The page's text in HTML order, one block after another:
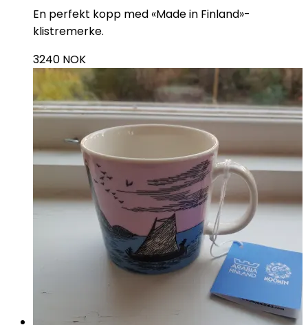
En perfekt kopp med «Made in Finland»-
klistremerke.
3240 NOK